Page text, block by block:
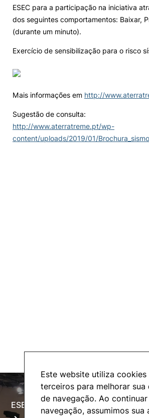
Este website utiliza
terceiros para melhorar sua
de navegação. Ao continuar
navegação, assumimos sua
Candidaturas
©2026 Instituto Politécnico de Coimbra. Todos os
ESEC para a participação na iniciativa
dos seguintes comportamentos: Baixar,
(durante um minuto).
Exercício de sensibilização para o risco
Mais informações em http://
Sugestão de consulta:
http://www.aterratreme.pt/wp-
content/uploads/2019/01/
ESECTV Alumni